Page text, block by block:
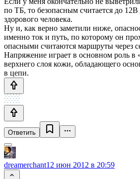
по ТБ, то безопасным считается до
здорового человека.
Ну и, как верно заметили ниже,
именно ток и путь, по которому он
опасными считаются маршруты через
Напряжение играет в основном роль в
верхнего слоя кожи, обладающего
в цепи.
Ответить
dreamerchant12 июн 2012 в 20:59